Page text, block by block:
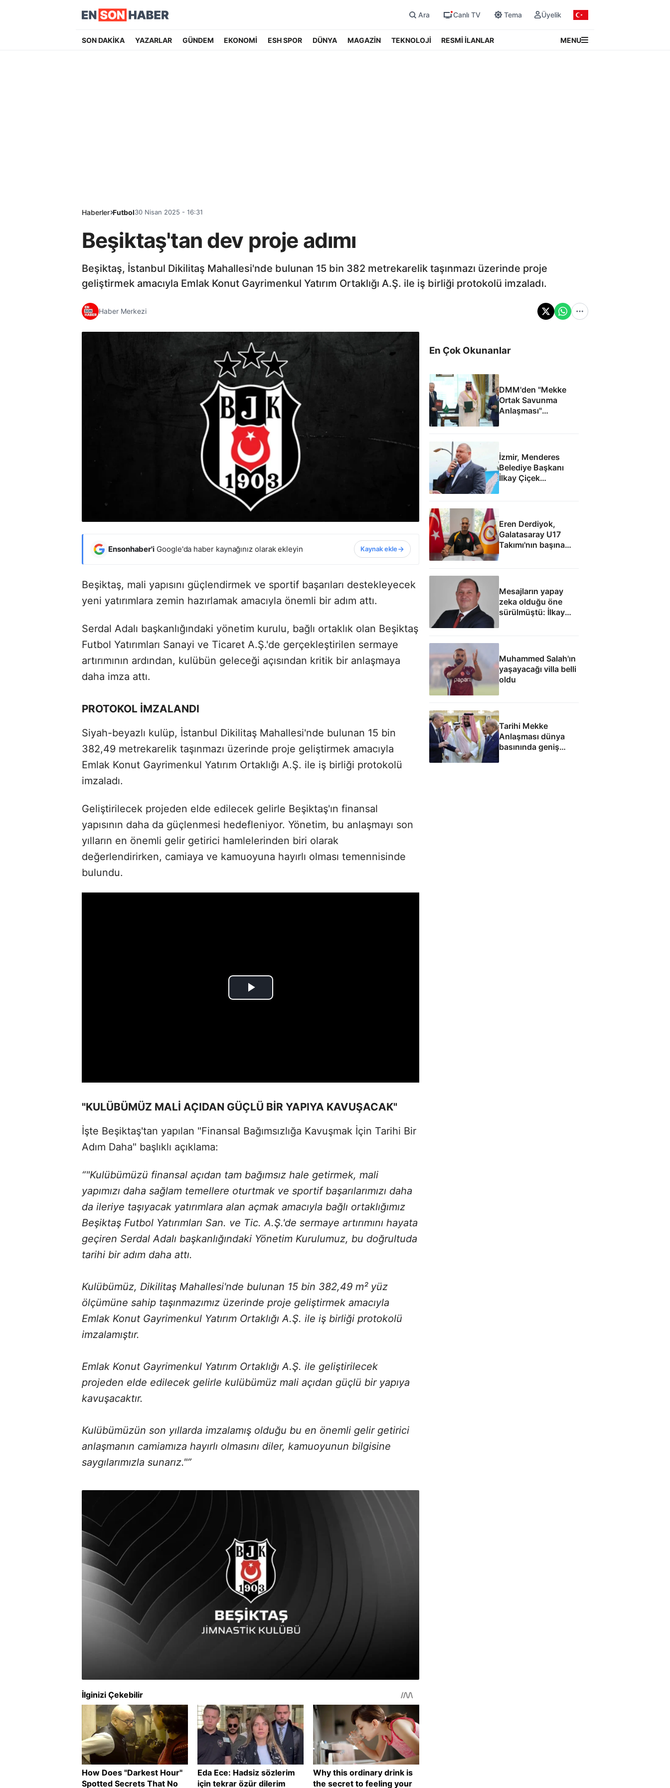
Ara Canlı TV Tema Üyelik
SON DAKİKA YAZARLAR GÜNDEM EKONOMİ ESH SPOR DÜNYA MAGAZİN TEKNOLOJİ RESMİ İLANLAR MENU
Haberler Futbol30 Nisan 2025 - 16:31
Beşiktaş'tan dev proje adımı
Beşiktaş, İstanbul Dikilitaş Mahallesi'nde bulunan 15 bin 382 metrekarelik taşınmazı üzerinde proje
geliştirmek amacıyla Emlak Konut Gayrimenkul Yatırım Ortaklığı A.Ş. ile iş birliği protokolü imzaladı.
Haber Merkezi
Ensonhaber'i Google'da haber kaynağınız olarak ekleyin Kaynak ekle
Beşiktaş, mali yapısını güçlendirmek ve sportif başarıları destekleyecek
yeni yatırımlara zemin hazırlamak amacıyla önemli bir adım attı.
Serdal Adalı başkanlığındaki yönetim kurulu, bağlı ortaklık olan Beşiktaş
Futbol Yatırımları Sanayi ve Ticaret A.Ş.'de gerçekleştirilen sermaye
artırımının ardından, kulübün geleceği açısından kritik bir anlaşmaya
daha imza attı.
PROTOKOL İMZALANDI
Siyah-beyazlı kulüp, İstanbul Dikilitaş Mahallesi'nde bulunan 15 bin
382,49 metrekarelik taşınmazı üzerinde proje geliştirmek amacıyla
Emlak Konut Gayrimenkul Yatırım Ortaklığı A.Ş. ile iş birliği protokolü
imzaladı.
Geliştirilecek projeden elde edilecek gelirle Beşiktaş'ın finansal
yapısının daha da güçlenmesi hedefleniyor. Yönetim, bu anlaşmayı son
yılların en önemli gelir getirici hamlelerinden biri olarak
değerlendirirken, camiaya ve kamuoyuna hayırlı olması temennisinde
bulundu.
"KULÜBÜMÜZ MALİ AÇIDAN GÜÇLÜ BİR YAPIYA KAVUŞACAK"
İşte Beşiktaş'tan yapılan "Finansal Bağımsızlığa Kavuşmak İçin Tarihi Bir
Adım Daha" başlıklı açıklama:
“"Kulübümüzü finansal açıdan tam bağımsız hale getirmek, mali
yapımızı daha sağlam temellere oturtmak ve sportif başarılarımızı daha
da ileriye taşıyacak yatırımlara alan açmak amacıyla bağlı ortaklığımız
Beşiktaş Futbol Yatırımları San. ve Tic. A.Ş.'de sermaye artırımını hayata
geçiren Serdal Adalı başkanlığındaki Yönetim Kurulumuz, bu doğrultuda
tarihi bir adım daha attı.
Kulübümüz, Dikilitaş Mahallesi'nde bulunan 15 bin 382,49 m² yüz
ölçümüne sahip taşınmazımız üzerinde proje geliştirmek amacıyla
Emlak Konut Gayrimenkul Yatırım Ortaklığı A.Ş. ile iş birliği protokolü
imzalamıştır.
Emlak Konut Gayrimenkul Yatırım Ortaklığı A.Ş. ile geliştirilecek
projeden elde edilecek gelirle kulübümüz mali açıdan güçlü bir yapıya
kavuşacaktır.
Kulübümüzün son yıllarda imzalamış olduğu bu en önemli gelir getirici
anlaşmanın camiamıza hayırlı olmasını diler, kamuoyunun bilgisine
saygılarımızla sunarız."”
En Çok Okunanlar
DMM'den "Mekke
Ortak Savunma
Anlaşması"
iddialarına yalanlama
İzmir, Menderes
Belediye Başkanı
İlkay Çiçek
Eren Derdiyok,
Galatasaray U17
Takımı'nın başına
geçti
Mesajların yapay
zeka olduğu öne
sürülmüştü: İlkay
Muhammed Salah'ın
yaşayacağı villa belli
oldu
Tarihi Mekke
Anlaşması dünya
basınında geniş
yankı uyandırdı